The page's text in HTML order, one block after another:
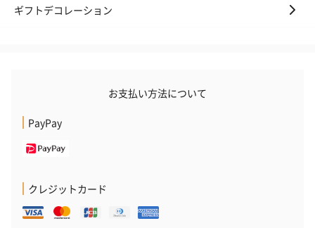
ギフトデコレーション
お支払い方法について
PayPay
クレジットカード